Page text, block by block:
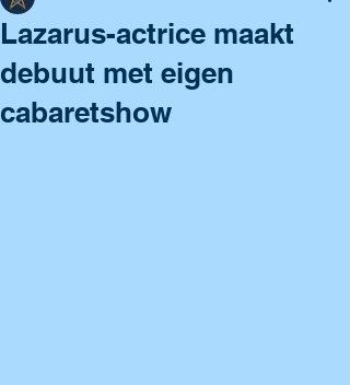
Lazarus-actrice maakt
debuut met eigen
cabaretshow